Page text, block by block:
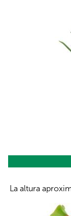
La altura